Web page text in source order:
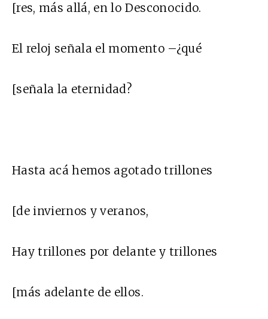
[res, más allá, en lo Desconocido.
El reloj señala el momento –¿qué
[señala la eternidad?
Hasta acá hemos agotado trillones
[de inviernos y veranos,
Hay trillones por delante y trillones
[más adelante de ellos.